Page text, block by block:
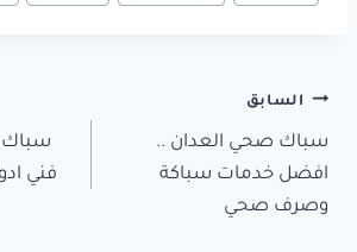
تصفّح
المقالات
السابق
سباك صحي العدان ..
افضل خدمات سباكة
وصرف صحي
سباك
فني